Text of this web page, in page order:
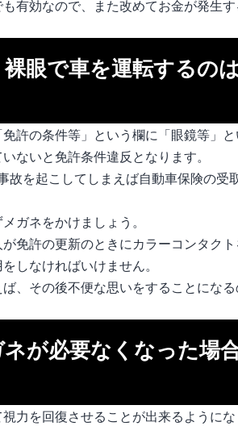
有効なので、また改めてお金が発生
眼で車を運転するの
の条件等」という欄に「眼鏡等」と
ないと免許条件違反となります。
を起こしてしまえば自動車保険の受
ガネをかけましょう。
免許の更新のときにカラーコンタク
しなければいけません。
、その後不便な思いをすることにな
が必要なくなった場
力を回復させることが出来るようにな